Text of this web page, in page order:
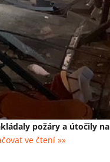
požáry a útočily na
ve čtení »»